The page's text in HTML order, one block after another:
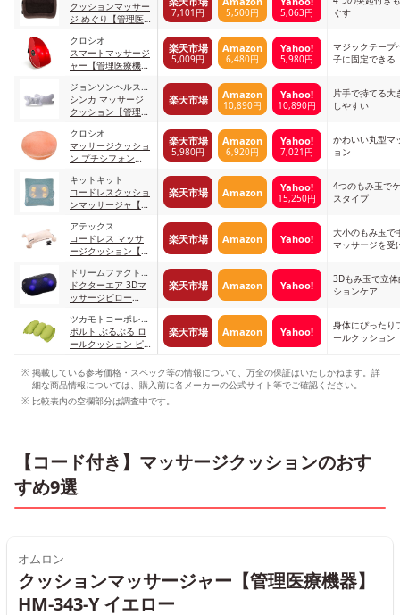
ンジ
クッションマッサー
ジ めぐり【管理医
MCR8116T ブラウ
ン
7,101円 5,500円 5,063円
ぐす
クロシオ
スマートマッサージ
ャー【管理医療機
楽天市場
5,009円
Amazon
6,480円
Yahoo!
5,980円
マジックテープ
子に固定できる
ジョンソンヘルスケ
ア
シンカ マッサージ
クッション【管理医
01_グレー
楽天市場 Amazon
10,890円
Yahoo!
10,890円
片手で持てる大
しやすい
クロシオ
マッサージクッショ
ン プチシフォン
90070 ピンク
楽天市場
5,980円
Amazon
6,920円
Yahoo!
7,021円
かわいい丸型マ
ョン
キットキット
コードレスクッショ
ンマッサージャ【管
101-B ブルー
楽天市場 Amazon Yahoo!
15,250円
4つのもみ玉で
スタイプ
アテックス
コードレス マッサ
ージクッション【管
KCL7600cpk チアピ
ンク
楽天市場 Amazon Yahoo!
大小のもみ玉で
マッサージを受
ドリームファクトリ
ー
ドクターエア 3Dマ
ッサージピロー
MP-05BK ブラック
楽天市場 Amazon Yahoo!
3Dもみ玉で立
ションケア
ツカモトコーポレー
ション
ポルト ぶるぶる ロ
ールクッション ピ
楽天市場 Amazon Yahoo!
身体にぴったり
ールクッション
掲載している参考価格・スペック等の情報について、万全の保証はいたしかねます。詳
細な商品情報については、購入前に各メーカーの公式サイト等でご確認ください。
比較表内の空欄部分は調査中です。
【コード付き】マッサージクッションのおす
すめ9選
オムロン
クッションマッサージャー【管理医療機器】
HM-343-Y イエロー